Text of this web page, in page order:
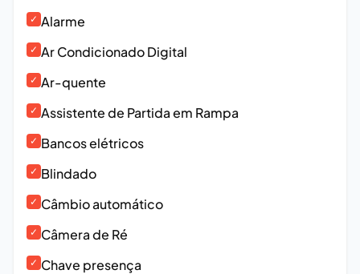
✓ Alarme
✓ Ar Condicionado Digital
✓ Ar-quente
✓ Assistente de Partida em Rampa
✓ Bancos elétricos
✓ Blindado
✓ Câmbio automático
✓ Câmera de Ré
✓ Chave presença